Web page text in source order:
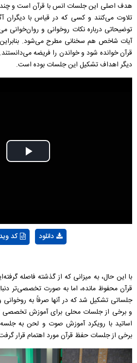
هدف اصلی این جلسات انس با قرآن است و چند
تلاوت می‌کنند و کسی که در قیاس با دیگران
توضیحاتی درباره نکات روخوانی و روان‌خوانی
آیات شاخص هم سخنانی مطرح می‌شود.
قرآن خوانده شود و خواندن را فریضه
دیگر اهداف تشکیل این جلسات بوده است.
Play
کد دانلود
با این حال، به میزانی که از گذشته فاصله
قرآن محفوظ مانده، اما به صورت تخصصی‌تر
جلساتی تشکیل شد که در آنها صرفاً به
و برخی از جلسات محلی برای آموزش تخصصی
اساتید با رویکرد آموزش صوت و لحن به
برخی از جلسات حفظ قرآن مورد اهتمام قرار